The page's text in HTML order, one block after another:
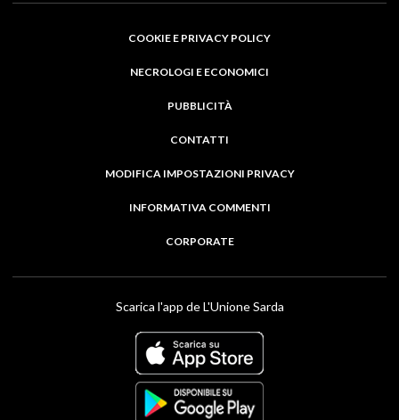
COOKIE E PRIVACY POLICY
NECROLOGI E ECONOMICI
PUBBLICITÀ
CONTATTI
MODIFICA IMPOSTAZIONI PRIVACY
INFORMATIVA COMMENTI
CORPORATE
Scarica l'app de L'Unione Sarda